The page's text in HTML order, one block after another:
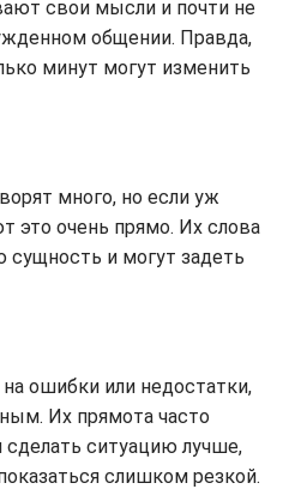
свои мысли и почти не
общении. Правда,
минут могут изменить
много, но если уж
это очень прямо. Их слова
и могут задеть
ошибки или недостатки,
Их прямота часто
ситуацию лучше,
слишком резкой.